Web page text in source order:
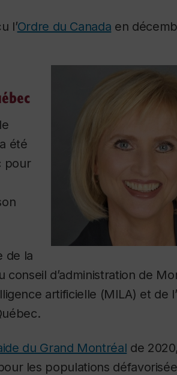
l’Ordre du Canada en
été
pour
de la
conseil d’administration de
artificielle (MILA) et de
du Grand Montréal de
les populations